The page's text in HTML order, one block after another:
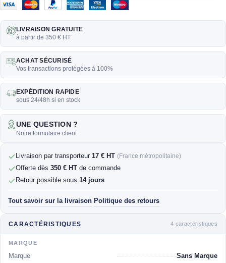
LIVRAISON GRATUITE
à partir de 350 € HT
ACHAT SÉCURISÉ
Vos transactions protégées à 100%
EXPÉDITION RAPIDE
sous 24/48h si en stock
UNE QUESTION ?
Notre formulaire client
Livraison par transporteur 17 € HT (France métropolitaine)
Offerte dès 350 € HT de commande
Retour possible sous 14 jours
Tout savoir sur la livraison· Politique des retours
CARACTÉRISTIQUES 4 caractéristiques
MARQUE
Marque Sans Marque